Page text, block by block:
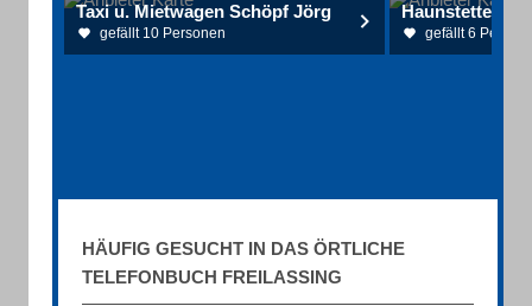
Taxi u. Mietwagen Schöpf Jörg
gefällt 10 Personen
Haunstetter
gefällt 6
HÄUFIG GESUCHT IN DAS ÖRTLICHE
TELEFONBUCH FREILASSING